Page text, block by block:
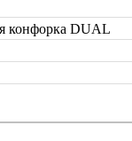
конфорка DUAL